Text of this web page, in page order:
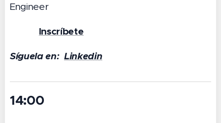
Engineer
Inscríbete
Síguela en: Linkedin
14:00